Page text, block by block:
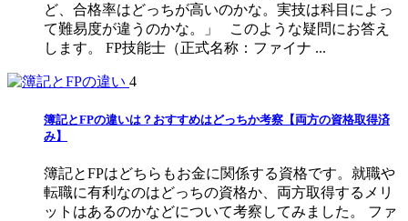
ど、合格率はどっちが高いのかな。実技は科目によっ
て難易度が違うのかな。」 このような疑問にお答え
します。 FP技能士（正式名称：ファイナ ...
4
簿記とFPの違いは？おすすめはどっちか考察【両方の資格取得済
み】
簿記とFPはどちらもお金に関係する資格です。就職や
転職に有利なのはどっちの資格か、両方取得するメリ
ットはあるのかなどについて考察してみました。 ファ